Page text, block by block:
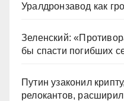
Уралдронзавод как
Зеленский:
бы спасти погибших
Путин узаконил
релокантов,